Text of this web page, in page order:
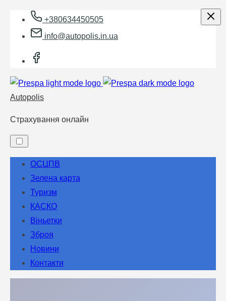
+380634450505
info@autopolis.in.ua
Autopolis
Страхування онлайн
ОСЦПВ
Зелена карта
Туризм
КАСКО
Віньетки
Зброя
Новини
Контакти